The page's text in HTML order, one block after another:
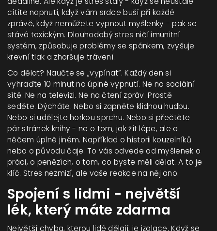
cítíte napnutí, když vám srdce buší při každé
zprávě, když nemůžete vypnout myšlenky - pak se
stává toxickým. Dlouhodobý stres ničí imunitní
systém, způsobuje problémy se spánkem, zvyšuje
krevní tlak a zhoršuje trávení.
Co dělat? Naučte se „vypínat“. Každý den si
vyhraďte 10 minut na úplné vypnutí. Ne na sociální
sítě. Ne na televizi. Ne na čtení zpráv. Prostě
seděte. Dýcháte. Nebo si zapněte klidnou hudbu.
Nebo si udělejte horkou sprchu. Nebo si přečtěte
pár stránek knihy - ne o tom, jak žít lépe, ale o
něčem úplně jiném. Například o historii kouzelníků
nebo o původu čaje. To vás odvede od myšlenek o
práci, o penězích, o tom, co byste měli dělat. A to je
klíč. Stres nezmizí, ale vaše reakce na něj ano.
Spojení s lidmi - největší
lék, který máte zdarma
Největší chyba, kterou lidé dělají, je izolace. Když se